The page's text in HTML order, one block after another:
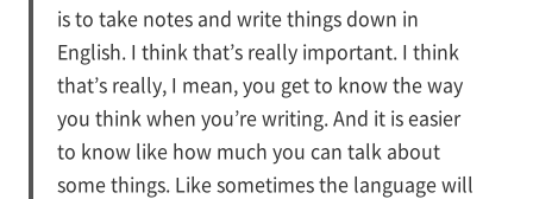
is to take notes and write things down in
English. I think that’s really important. I think
that’s really, I mean, you get to know the way
you think when you’re writing. And it is easier
to know like how much you can talk about
some things. Like sometimes the language will